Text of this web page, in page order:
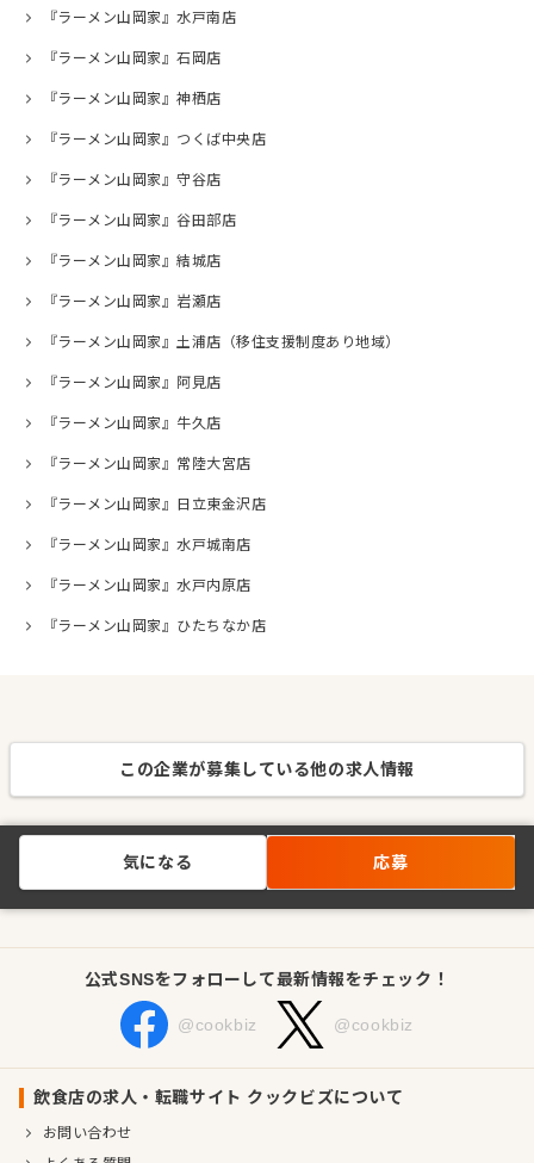
『ラーメン山岡家』水戸南店
『ラーメン山岡家』石岡店
『ラーメン山岡家』神栖店
『ラーメン山岡家』つくば中央店
『ラーメン山岡家』守谷店
『ラーメン山岡家』谷田部店
『ラーメン山岡家』結城店
『ラーメン山岡家』岩瀬店
『ラーメン山岡家』土浦店（移住支援制度あり地域）
『ラーメン山岡家』阿見店
『ラーメン山岡家』牛久店
『ラーメン山岡家』常陸大宮店
『ラーメン山岡家』日立東金沢店
『ラーメン山岡家』水戸城南店
『ラーメン山岡家』水戸内原店
『ラーメン山岡家』ひたちなか店
この企業が募集している他の求人情報
気になる 応募
公式SNSをフォローして最新情報をチェック！
@cookbiz @cookbiz
飲食店の求人・転職サイト クックビズについて
お問い合わせ